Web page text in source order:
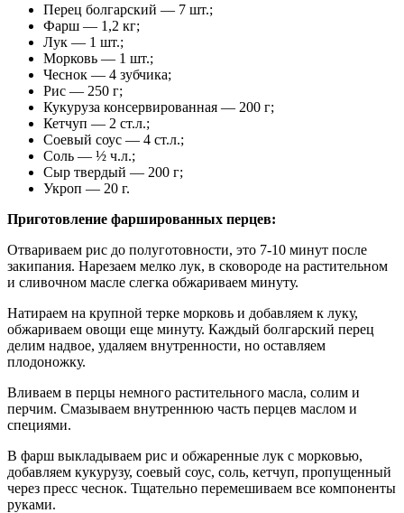
Перец болгарский — 7 шт.;
Фарш — 1,2 кг;
Лук — 1 шт.;
Морковь — 1 шт.;
Чеснок — 4 зубчика;
Рис — 250 г;
Кукуруза консервированная — 200 г;
Кетчуп — 2 ст.л.;
Соевый соус — 4 ст.л.;
Соль — ½ ч.л.;
Сыр твердый — 200 г;
Укроп — 20 г.
Приготовление фаршированных перцев:
Отвариваем рис до полуготовности, это 7-10 минут после
закипания. Нарезаем мелко лук, в сковороде на растительном
и сливочном масле слегка обжариваем минуту.
Натираем на крупной терке морковь и добавляем к луку,
обжариваем овощи еще минуту. Каждый болгарский перец
делим надвое, удаляем внутренности, но оставляем
плодоножку.
Вливаем в перцы немного растительного масла, солим и
перчим. Смазываем внутреннюю часть перцев маслом и
специями.
В фарш выкладываем рис и обжаренные лук с морковью,
добавляем кукурузу, соевый соус, соль, кетчуп, пропущенный
через пресс чеснок. Тщательно перемешиваем все компоненты
руками.